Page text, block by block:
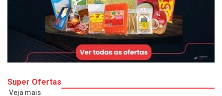
Super Ofertas
Veja mais